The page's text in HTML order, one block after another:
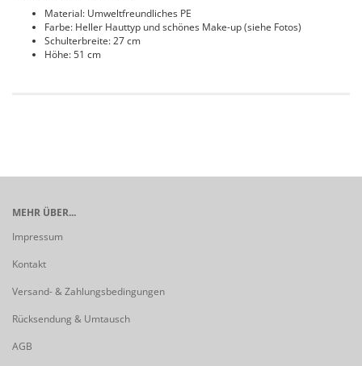
Material: Umweltfreundliches PE
Farbe: Heller Hauttyp und schönes Make-up (siehe Fotos)
Schulterbreite: 27 cm
Höhe: 51 cm
MEHR ÜBER...
Impressum
Kontakt
Versand- & Zahlungsbedingungen
Rücksendung & Umtausch
AGB